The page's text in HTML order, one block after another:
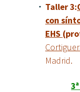
Taller 3:
con
EHS
Madrid.